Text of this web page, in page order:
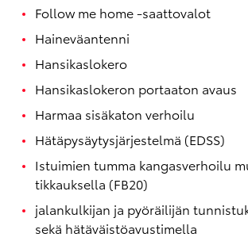
Follow me home -saattovalot
Haineväantenni
Hansikaslokero
Hansikaslokeron portaaton avaus
Harmaa sisäkaton verhoilu
Hätäpysäytysjärjestelmä (EDSS)
Istuimien tumma kangasverhoilu
tikkauksella (FB20)
jalankulkijan ja pyöräilijän
sekä hätäväistöavustimella